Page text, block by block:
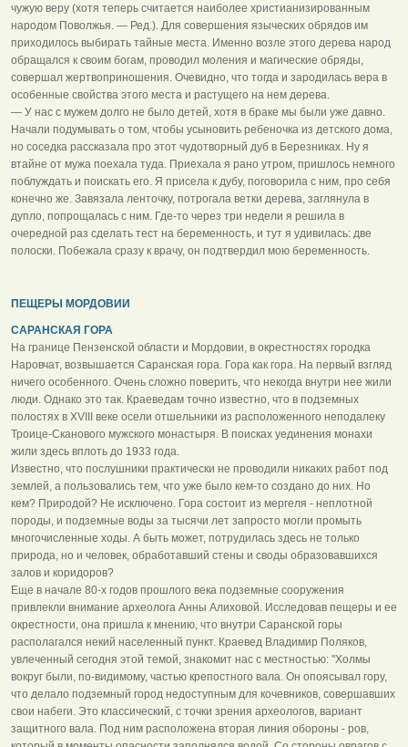
чужую веру (хотя теперь считается наиболее христианизированным
народом Поволжья. — Ред.). Для совершения языческих обрядов им
приходилось выбирать тайные места. Именно возле этого дерева народ
обращался к своим богам, проводил моления и магические обряды,
совершал жертвоприношения. Очевидно, что тогда и зародилась вера в
особенные свойства этого места и растущего на нем дерева.
— У нас с мужем долго не было детей, хотя в браке мы были уже давно.
Начали подумывать о том, чтобы усыновить ребеночка из детского дома,
но соседка рассказала про этот чудотворный дуб в Березниках. Ну я
втайне от мужа поехала туда. Приехала я рано утром, пришлось немного
поблуждать и поискать его. Я присела к дубу, поговорила с ним, про себя
конечно же. Завязала ленточку, потрогала ветки дерева, заглянула в
дупло, попрощалась с ним. Где-то через три недели я решила в
очередной раз сделать тест на беременность, и тут я удивилась: две
полоски. Побежала сразу к врачу, он подтвердил мою беременность.
ПЕЩЕРЫ МОРДОВИИ
САРАНСКАЯ ГОРА
На границе Пензенской области и Мордовии, в окрестностях городка
Наровчат, возвышается Саранская гора. Гора как гора. На первый взгляд
ничего особенного. Очень сложно поверить, что некогда внутри нее жили
люди. Однако это так. Краеведам точно известно, что в подземных
полостях в XVIII веке осели отшельники из расположенного неподалеку
Троице-Сканового мужского монастыря. В поисках уединения монахи
жили здесь вплоть до 1933 года.
Известно, что послушники практически не проводили никаких работ под
землей, а пользовались тем, что уже было кем-то создано до них. Но
кем? Природой? Не исключено. Гора состоит из мергеля - неплотной
породы, и подземные воды за тысячи лет запросто могли промыть
многочисленные ходы. А быть может, потрудилась здесь не только
природа, но и человек, обработавший стены и своды образовавшихся
залов и коридоров?
Еще в начале 80-х годов прошлого века подземные сооружения
привлекли внимание археолога Анны Алиховой. Исследовав пещеры и ее
окрестности, она пришла к мнению, что внутри Саранской горы
располагался некий населенный пункт. Краевед Владимир Поляков,
увлеченный сегодня этой темой, знакомит нас с местностью: "Холмы
вокруг были, по-видимому, частью крепостного вала. Он опоясывал гору,
что делало подземный город недоступным для кочевников, совершавших
свои набеги. Это классический, с точки зрения археологов, вариант
защитного вала. Под ним расположена вторая линия обороны - ров,